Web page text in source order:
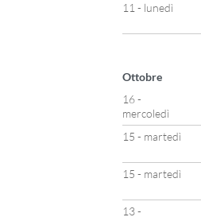
11 - lunedì
Ottobre
16 -
mercoledì
15 - martedì
15 - martedì
13 -